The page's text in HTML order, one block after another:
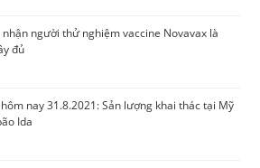
nhận người thử nghiệm vaccine Novavax là
đủ
nay 31.8.2021: Sản lượng khai thác tại Mỹ
Ida